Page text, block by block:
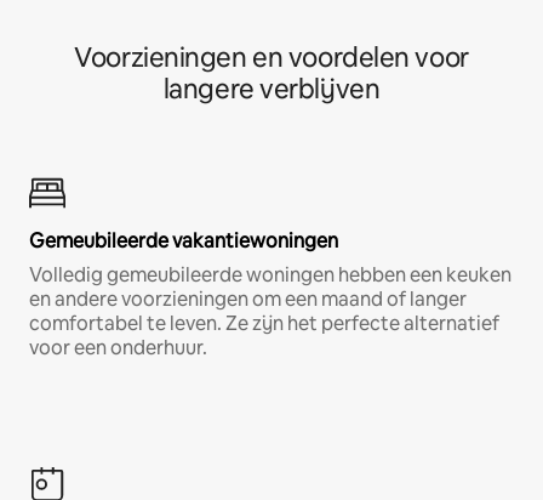
Voorzieningen en voordelen voor
langere verblijven
Gemeubileerde vakantiewoningen
Volledig gemeubileerde woningen hebben een keuken
en andere voorzieningen om een maand of langer
comfortabel te leven. Ze zijn het perfecte alternatief
voor een onderhuur.